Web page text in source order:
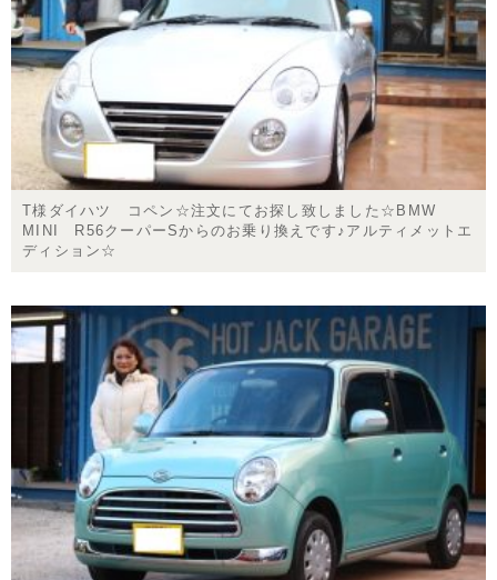
T様ダイハツ コペン☆注文にてお探し致しました☆BMW
MINI R56クーパーSからのお乗り換えです♪アルティメットエ
ディション☆